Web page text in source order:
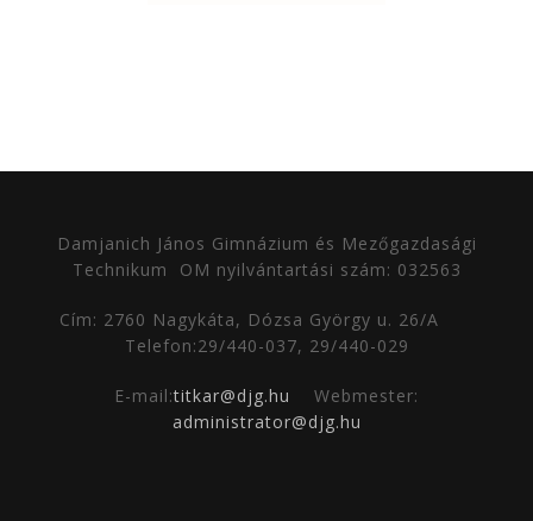
Damjanich János Gimnázium és Mezőgazdasági
Technikum
OM nyilvántartási szám: 032563
Cím: 2760 Nagykáta, Dózsa György u. 26/A
Telefon:29/440-037, 29/440-029
E-mail:titkar@djg.hu
Webmester:
administrator@djg.hu